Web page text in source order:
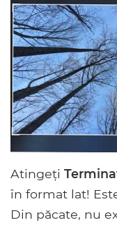
Atingeți
în format lat!
Din păcate, nu